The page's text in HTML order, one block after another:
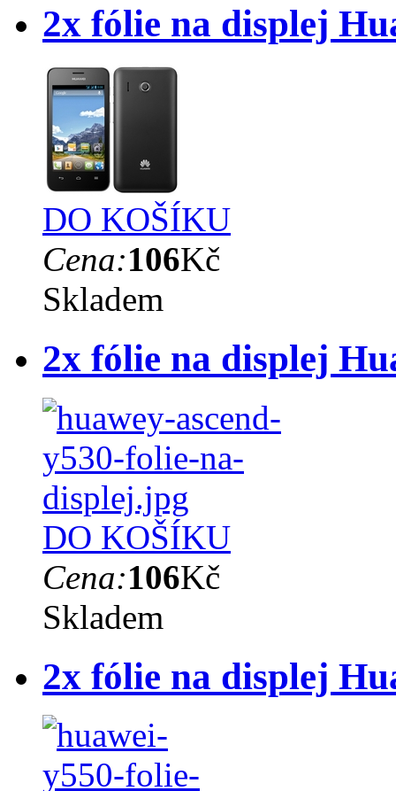
2x fólie na displej
DO KOŠÍKU
Cena:106Kč
Skladem
2x fólie na displej
DO KOŠÍKU
Cena:106Kč
Skladem
2x fólie na displej